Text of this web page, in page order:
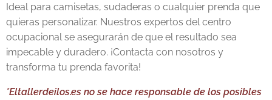
Ideal para camisetas, sudaderas o cualquier prenda que
quieras personalizar. Nuestros expertos del centro
ocupacional se asegurarán de que el resultado sea
impecable y duradero. ¡Contacta con nosotros y
transforma tu prenda favorita!
*Eltallerdeilos.es no se hace responsable de los posibles